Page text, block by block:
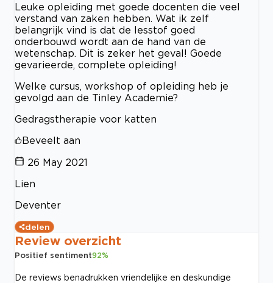
Leuke opleiding met goede docenten die veel
verstand van zaken hebben. Wat ik zelf
belangrijk vind is dat de lesstof goed
onderbouwd wordt aan de hand van de
wetenschap. Dit is zeker het geval! Goede
gevarieerde, complete opleiding!
Welke cursus, workshop of opleiding heb je
gevolgd aan de Tinley Academie?
Gedragstherapie voor katten
Beveelt aan
26 May 2021
Lien
Deventer
delen
Review overzicht
Positief sentiment92%
De reviews benadrukken vriendelijke en deskundige